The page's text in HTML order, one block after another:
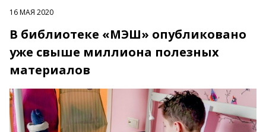
16 МАЯ 2020
В библиотеке «МЭШ» опубликовано
уже свыше миллиона полезных
материалов